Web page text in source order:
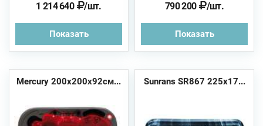
1 214 640 /шт.
Показать
790 200 /шт.
Показать
Mercury 200х200x92см... Sunrans SR867 225x17...